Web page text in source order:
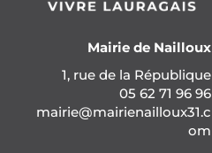
Mairie de Nailloux
1, rue de la République
05 62 71 96 96
mairie@mairienailloux31.c
om